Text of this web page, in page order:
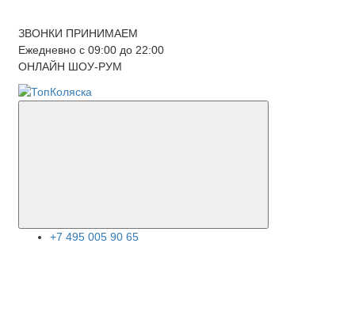
ЗВОНКИ ПРИНИМАЕМ
Ежедневно с 09:00 до 22:00
ОНЛАЙН ШОУ-РУМ
+7 495 005 90 65